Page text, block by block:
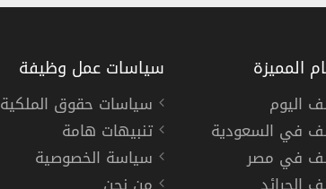
شركة توكيلات الجزيرة للسيارات توفر 3 وظائف لحملة الثانوية فأعلي بالرياض وجدة وبريدة
شركة توكيلات الجزيرة للسيارات
المميزة
اليوم
في السعودية
في مصر
سياسات عمل وظيفة
سياسات حقوق الملكية
تنبيهات هامة
سياسة الخصوصية